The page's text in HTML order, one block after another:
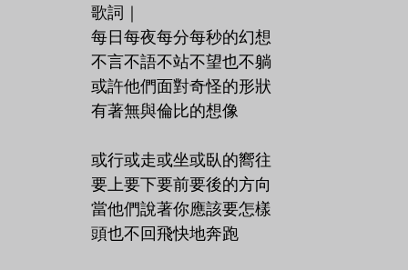
歌詞｜
每日每夜每分每秒的幻想
不言不語不站不望也不躺
或許他們面對奇怪的形狀
有著無與倫比的想像
或行或走或坐或臥的嚮往
要上要下要前要後的方向
當他們說著你應該要怎樣
頭也不回飛快地奔跑